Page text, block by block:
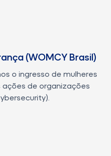
(WOMCY Brasil)
o ingresso de mulheres
de organizações